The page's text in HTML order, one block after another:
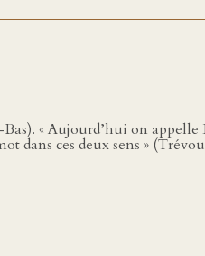
« Aujourd’hui on
dans ces deux sens »